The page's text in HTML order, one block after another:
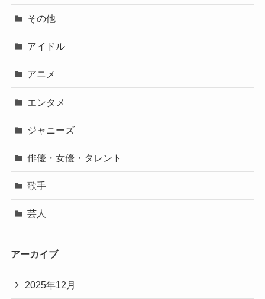
その他
アイドル
アニメ
エンタメ
ジャニーズ
俳優・女優・タレント
歌手
芸人
アーカイブ
2025年12月